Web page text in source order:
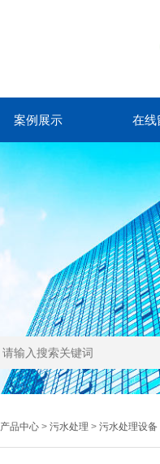
案例展示 在线
产品中心> 污水处理 > 污水处理设备